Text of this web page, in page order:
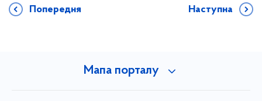
Попередня Наступна
Мапа порталу